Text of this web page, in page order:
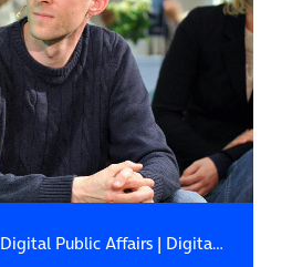
Digital Public Affairs| Digitale Zukunft